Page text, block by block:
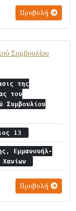
Προβολή
Συμβουλίου
της
του
Συμβουλίου
13
Εμμανουήλ-
Χανίων
Προβολή